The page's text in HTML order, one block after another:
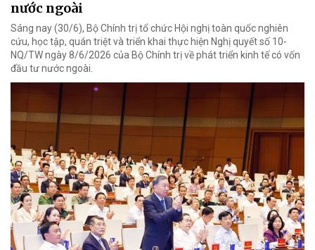
nước ngoài
Sáng nay (30/6), Bộ Chính trị tổ chức Hội nghị toàn quốc nghiên
cứu, học tập, quán triệt và triển khai thực hiện Nghị quyết số 10-
NQ/TW ngày 8/6/2026 của Bộ Chính trị về phát triển kinh tế có vốn
đầu tư nước ngoài.